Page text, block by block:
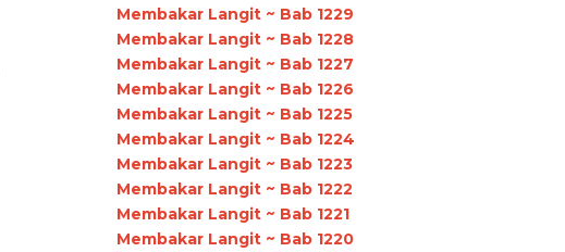
Membakar Langit ~ Bab 1229
Membakar Langit ~ Bab 1228
Membakar Langit ~ Bab 1227
Membakar Langit ~ Bab 1226
Membakar Langit ~ Bab 1225
Membakar Langit ~ Bab 1224
Membakar Langit ~ Bab 1223
Membakar Langit ~ Bab 1222
Membakar Langit ~ Bab 1221
Membakar Langit ~ Bab 1220